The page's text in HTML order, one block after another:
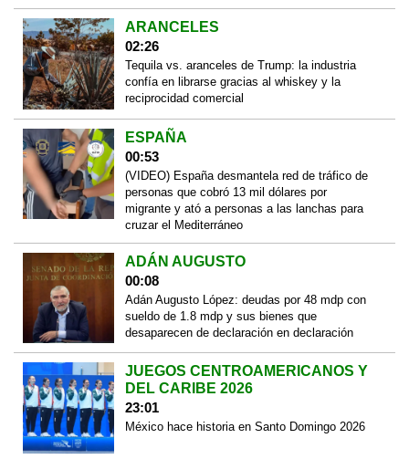
ARANCELES
02:26
Tequila vs. aranceles de Trump: la industria
confía en librarse gracias al whiskey y la
reciprocidad comercial
ESPAÑA
00:53
(VIDEO) España desmantela red de tráfico de
personas que cobró 13 mil dólares por
migrante y ató a personas a las lanchas para
cruzar el Mediterráneo
ADÁN AUGUSTO
00:08
Adán Augusto López: deudas por 48 mdp con
sueldo de 1.8 mdp y sus bienes que
desaparecen de declaración en declaración
JUEGOS CENTROAMERICANOS Y
DEL CARIBE 2026
23:01
México hace historia en Santo Domingo 2026